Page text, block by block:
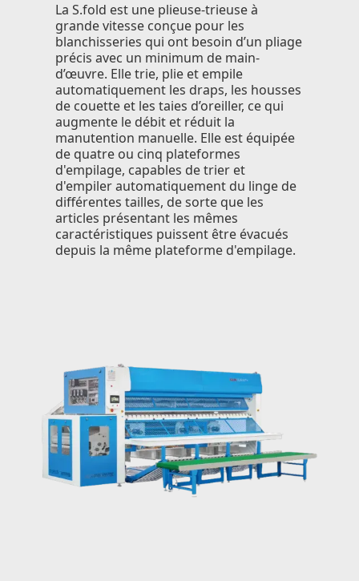
La S.fold est une plieuse-trieuse à
grande vitesse conçue pour les
blanchisseries qui ont besoin d’un pliage
précis avec un minimum de main-
d’œuvre. Elle trie, plie et empile
automatiquement les draps, les housses
de couette et les taies d’oreiller, ce qui
augmente le débit et réduit la
manutention manuelle. Elle est équipée
de quatre ou cinq plateformes
d'empilage, capables de trier et
d'empiler automatiquement du linge de
différentes tailles, de sorte que les
articles présentant les mêmes
caractéristiques puissent être évacués
depuis la même plateforme d'empilage.